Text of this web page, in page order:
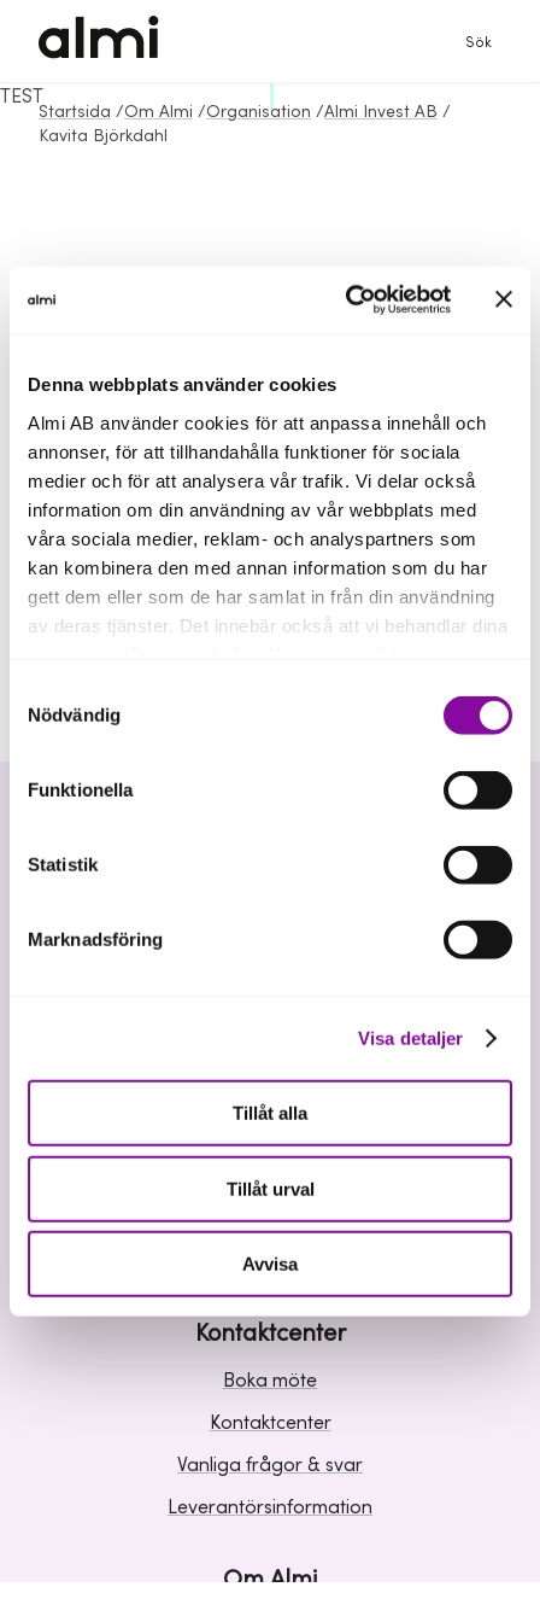
Denna webbplats använder cookies
Almi AB använder cookies för att anpassa innehåll och
annonser, för att tillhandahålla funktioner för sociala
medier och för att analysera vår trafik. Vi delar också
information om din användning av vår webbplats med
våra sociala medier, reklam- och analyspartners som
kan kombinera den med annan information som du har
gett dem eller som de har samlat in från din användning
av deras tjänster. Det innebär också att vi behandlar dina
Om du klickar på avvisa kommer användning av kakor
eller delning av information enligt ovan, inte att ske,
förutom för kakor som är nödvändiga för att hemsidan
ska fungera se mer under inställningar.
Nödvändig
Funktionella
Statistik
Marknadsföring
Visa detaljer
Tillåt alla
Tillåt urval
Avvisa
Sök
Startsida /Om Almi /Organisation /Almi Invest AB /
Kavita Björkdahl
TEST
Våra tjänster
Riskkapital
Affärsutveckling
Kunskap och inspiration
Kontaktcenter
Boka möte
Kontaktcenter
Vanliga frågor & svar
Leverantörsinformation
Om Almi